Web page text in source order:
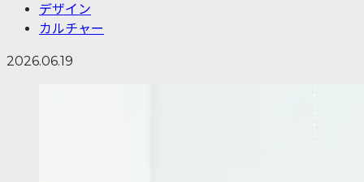
デザイン
カルチャー
2026.06.19